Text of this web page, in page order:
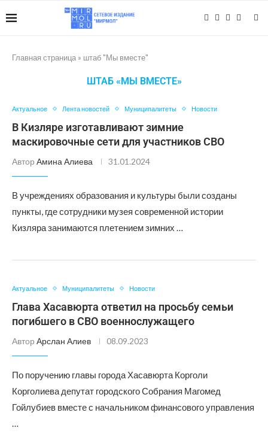
Главная страница » штаб "Мы вместе"
ШТАБ «МЫ ВМЕСТЕ»
Актуальное Лента новостей Муниципалитеты Новости
В Кизляре изготавливают зимние
маскировочные сети для участников СВО
Автор Амина Алиева 31.01.2024
В учреждениях образования и культуры были созданы
пункты, где сотрудники музея современной истории
Кизляра занимаются плетением зимних …
Актуальное Муниципалитеты Новости
Глава Хасавюрта ответил на просьбу семьи
погибшего в СВО военнослужащего
Автор Арслан Алиев 08.09.2023
По поручению главы города Хасавюрта Корголи
Корголиева депутат городского Собрания Магомед
Гойлубиев вместе с начальником финансового управления
…